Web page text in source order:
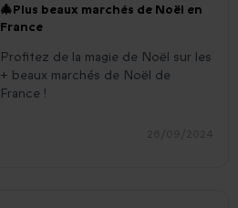
🎄Plus beaux marchés de Noël en
France
Profitez de la magie de Noël sur les
+ beaux marchés de Noël de
France !
26/09/2024